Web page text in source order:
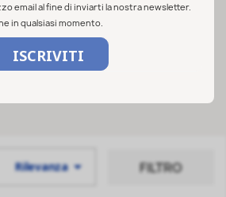
Rilevanza FILTRO
email al fine di inviarti la nostra newsletter.
in qualsiasi momento.